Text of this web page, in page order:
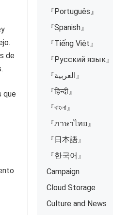
de
que
『Português』
『Spanish』
『Tiếng Việt』
『Русский язык』
『العربية』
『हिन्दी』
『বাংলা』
『ภาษาไทย』
『日本語』
『한국어』
Campaign
Cloud Storage
Culture and News